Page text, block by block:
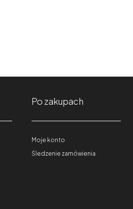
Po zakupach
Moje konto
Śledzenie zamówienia